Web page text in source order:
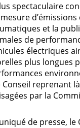
spectaculaire
et la
de
électriques
plus longues
Conseil reprenant
par la
de presse, le